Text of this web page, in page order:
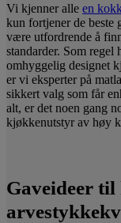
Vi kjenner alle en
kun fortjener de beste
være utfordrende å
standarder. Som regel
omhyggelig designet
er vi eksperter på
sikkert valg som får
alt, er det noen gang
kjøkkenutstyr av høy
Gaveideer